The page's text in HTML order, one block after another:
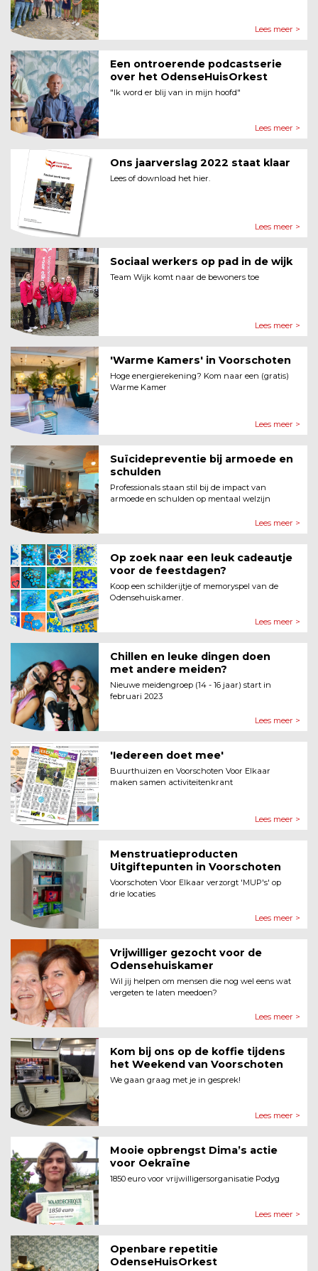
Lees meer >
Een ontroerende podcastserie
over het OdenseHuisOrkest
"Ik word er blij van in mijn hoofd"
Lees meer >
Ons jaarverslag 2022 staat klaar
Lees of download het hier.
Lees meer >
Sociaal werkers op pad in de wijk
Team Wijk komt naar de bewoners toe
Lees meer >
'Warme Kamers' in Voorschoten
Hoge energierekening? Kom naar een (gratis)
Warme Kamer
Lees meer >
Suïcidepreventie bij armoede en
schulden
Professionals staan stil bij de impact van
armoede en schulden op mentaal welzijn
Lees meer >
Op zoek naar een leuk cadeautje
voor de feestdagen?
Koop een schilderijtje of memoryspel van de
Odensehuiskamer.
Lees meer >
Chillen en leuke dingen doen
met andere meiden?
Nieuwe meidengroep (14 - 16 jaar) start in
februari 2023
Lees meer >
'Iedereen doet mee'
Buurthuizen en Voorschoten Voor Elkaar
maken samen activiteitenkrant
Lees meer >
Menstruatieproducten
Uitgiftepunten in Voorschoten
Voorschoten Voor Elkaar verzorgt 'MUP's' op
drie locaties
Lees meer >
Vrijwilliger gezocht voor de
Odensehuiskamer
Wil jij helpen om mensen die nog wel eens wat
vergeten te laten meedoen?
Lees meer >
Kom bij ons op de koffie tijdens
het Weekend van Voorschoten
We gaan graag met je in gesprek!
Lees meer >
Mooie opbrengst Dima’s actie
voor Oekraïne
1850 euro voor vrijwilligersorganisatie Podyg
Lees meer >
Openbare repetitie
OdenseHuisOrkest